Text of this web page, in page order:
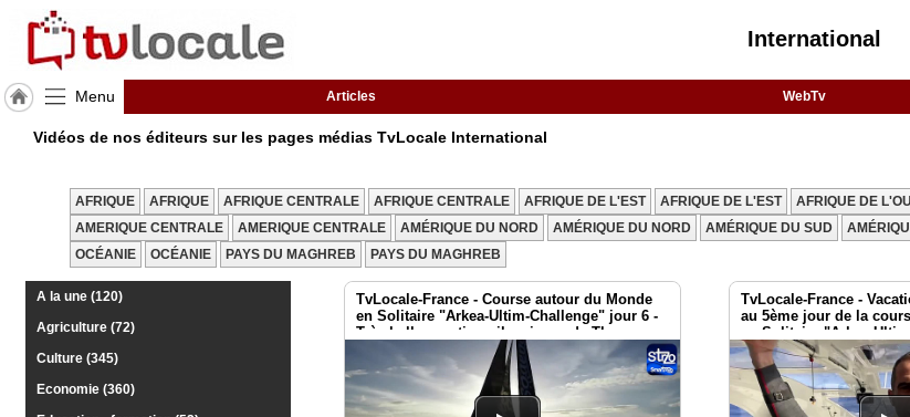
International
Menu Articles WebTv
J'adhère
International
TvLocale
France
RUBRIQUES
Vidéos de nos éditeurs sur les pages médias TvLocale International
AFRIQUE AFRIQUE AFRIQUE CENTRALE AFRIQUE CENTRALE AFRIQUE DE L'EST AFRIQUE DE L'EST AFRIQUE DE
AMERIQUE CENTRALE
AMERIQUE CENTRALE AMÉRIQUE DU NORD AMÉRIQUE DU NORD AMÉRIQUE DU SUD
OCÉANIE
OCÉANIE PAYS DU MAGHREB PAYS DU MAGHREB
A la une (120)
Agriculture (72)
Culture (345)
Economie (360)
TvLocale-France - Course autour du Monde
en Solitaire "Arkea-Ultim-Challenge" jour 6 -
Très belle vacation silencieuse de Thomas
COVILLE sur Sodebo
TvLocale-France -
au 5ème jour de la
en Solitaire "Arkea-